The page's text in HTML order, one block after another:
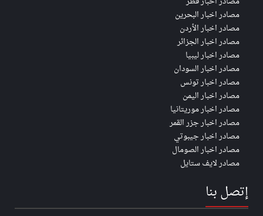
مصادر اخبار البحرين
مصادر اخبار الأردن
مصادر اخبار الجزائر
مصادر اخبار ليبيا
مصادر اخبار السودان
مصادر اخبار تونس
مصادر اخبار اليمن
مصادر اخبار موريتانيا
مصادر اخبار جزر القمر
مصادر اخبار جيبوتي
مصادر اخبار الصومال
مصادر لايف ستايل
إتصل بنا